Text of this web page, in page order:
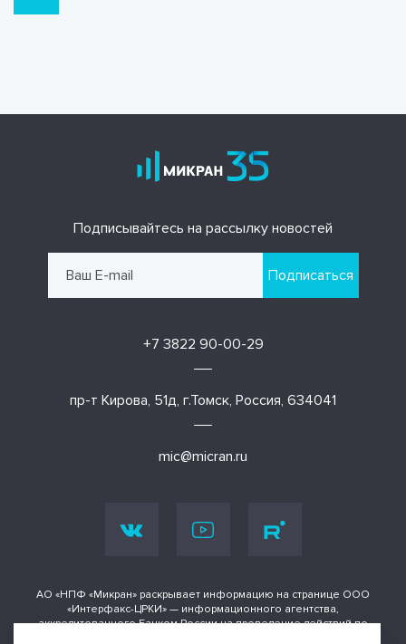
Подписывайтесь на рассылку новостей
Подписаться
+7 3822 90-00-29
mic@micran.ru
пр-т Кирова, 51д, г.Томск, Россия, 634041
АО «НПФ «Микран» раскрывает информацию на странице ООО
«Интерфакс-ЦРКИ» — информационного агентства,
аккредитованного Банком России на проведение действий по